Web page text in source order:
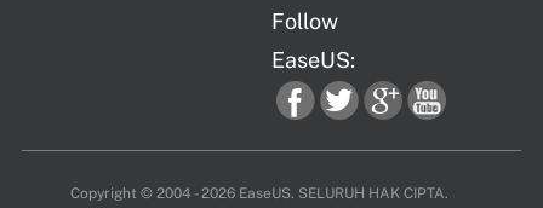
Follow
EaseUS:
fac twi goo you
Copyright © 2004 - 2026 EaseUS. SELURUH HAK CIPTA.